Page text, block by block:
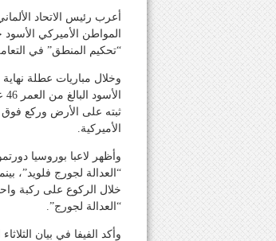
أعرب رئيس الاتحاد
المواطن الأميركي
“تحكيم المنطق” في
وخلال مباريات عطلة
ثبته على الأرض وركع
الأميركية.
وأظهر لاعبا بوروسيا
“العدالة لجورج فلويد”،
خلال الركوع على ركبة
“العدالة لجورج”.
وأكد الفيفا في بيان